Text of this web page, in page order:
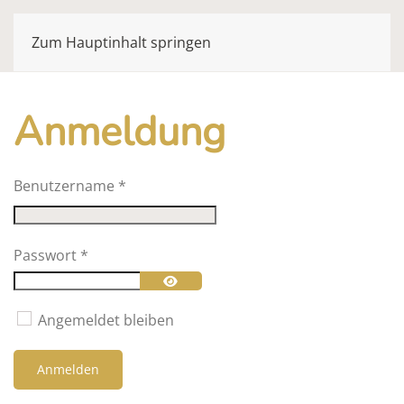
Zum Hauptinhalt springen
Anmeldung
Benutzername *
Passwort *
Passwort anzeigen
Angemeldet bleiben
Anmelden